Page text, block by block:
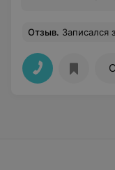
Отзыв. Записался за 3 дня на лечение зуба.